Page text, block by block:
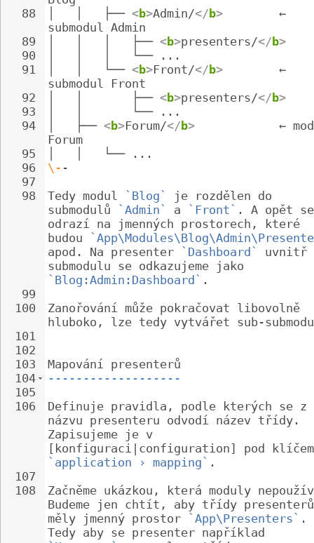
88
89
90
91
92
93
94
95
96
97
98
99
100
101
102
103
104
105
106
107
108
│   │   ├── <b>Admin/</ b>
        ←
submodul Admin
│   │   │   ├── <b>presenters/</ b>
│   │   │   └── ...
│   │   └── <b>Front/</ b>
        ←
submodul Front
│   │       ├── <b>presenters/</ b>
│   │       └── ...
│   ├── <b>Forum/</ b>
←
Forum
│   │   └── ...
\- -
Tedy modul
`Blog`
je rozdělen do
submodulů
`Admin` a `Front` . A opět
odrazí na jmenných prostorech, které
budou
apod. Na presenter
`Dashboard`
uvnitř
submodulu se odkazujeme jako
`Blog:Admin:Dashboard` .
Zanořování může pokračovat libovolně
hluboko, lze tedy vytvářet sub-
Mapování presenterů
-------------------
Definuje pravidla, podle kterých se z
názvu presenteru odvodí název třídy.
Zapisujeme je v
[konfiguraci|configuration] pod
`application › mapping` .
Začněme ukázkou, která moduly
Budeme jen chtít, aby třídy
měly jmenný prostor
`App\Presenters` .
Tedy aby se presenter například